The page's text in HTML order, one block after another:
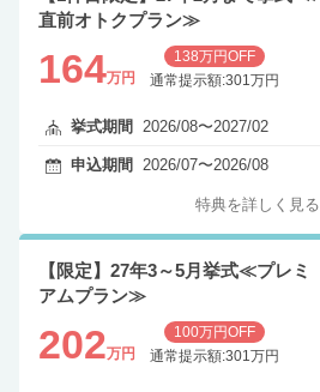
直前オトクプラン≫
164万円
138万円OFF
通常提示額:301万円
挙式期間 2026/08〜2027/02
申込期間 2026/07〜2026/08
特典を詳しく見る
【限定】27年3～5月挙式≪プレミ
アムプラン≫
202万円
100万円OFF
通常提示額:301万円